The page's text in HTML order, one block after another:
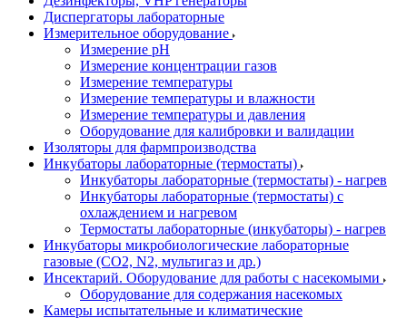
Диспергаторы лабораторные
Измерительное оборудование
Измерение pH
Измерение концентрации газов
Измерение температуры
Измерение температуры и влажности
Измерение температуры и давления
Оборудование для калибровки и валидации
Изоляторы для фармпроизводства
Инкубаторы лабораторные (термостаты)
Инкубаторы лабораторные (термостаты) - нагрев
Инкубаторы лабораторные (термостаты) с
охлаждением и нагревом
Термостаты лабораторные (инкубаторы) - нагрев
Инкубаторы микробиологические лабораторные
газовые (CO2, N2, мультигаз и др.)
Инсектарий. Оборудование для работы с насекомыми
Оборудование для содержания насекомых
Камеры испытательные и климатические